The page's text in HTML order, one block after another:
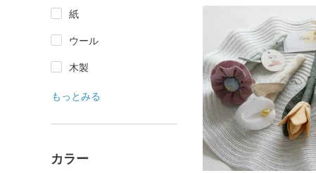
紙
ウール
木製
もっとみる
カラー